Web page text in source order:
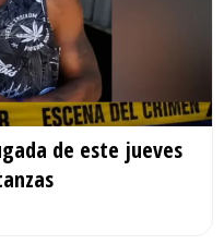
de este jueves